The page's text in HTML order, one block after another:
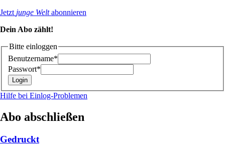
Jetzt junge Weltabonnieren
Dein Abo zählt!
Bitte einloggen
Benutzername*
Passwort*
Hilfe bei Einlog-Problemen
Abo abschließen
Gedruckt